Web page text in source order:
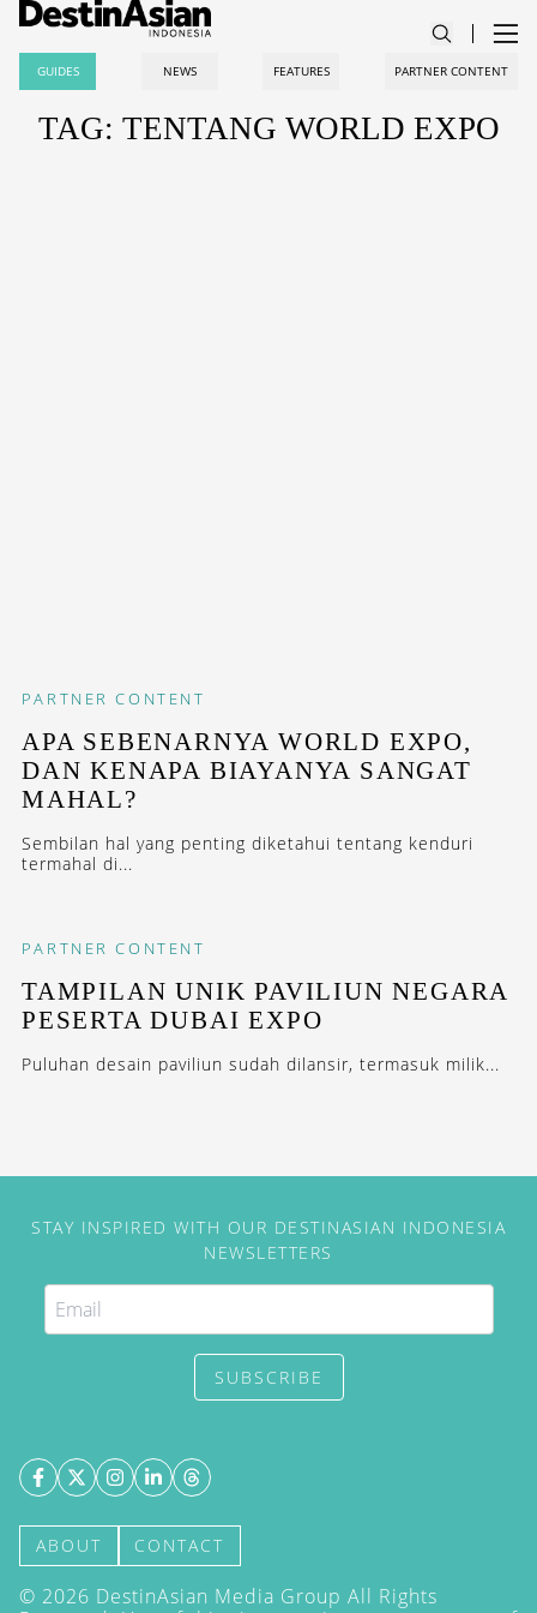
GUIDES NEWS FEATURES PARTNER CONTENT
TAG: TENTANG WORLD EXPO
PARTNER CONTENT
APA SEBENARNYA WORLD EXPO,
DAN KENAPA BIAYANYA SANGAT
MAHAL?
Sembilan hal yang penting diketahui tentang kenduri
termahal di...
PARTNER CONTENT
TAMPILAN UNIK PAVILIUN NEGARA
PESERTA DUBAI EXPO
Puluhan desain paviliun sudah dilansir, termasuk milik...
STAY INSPIRED WITH OUR DESTINASIAN INDONESIA
NEWSLETTERS
SUBSCRIBE
ABOUT CONTACT
© 2026 DestinAsian Media Group All Rights